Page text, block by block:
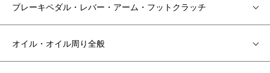
ブレーキペダル・レバー・アーム・フットクラッチ
オイル・オイル周り全般